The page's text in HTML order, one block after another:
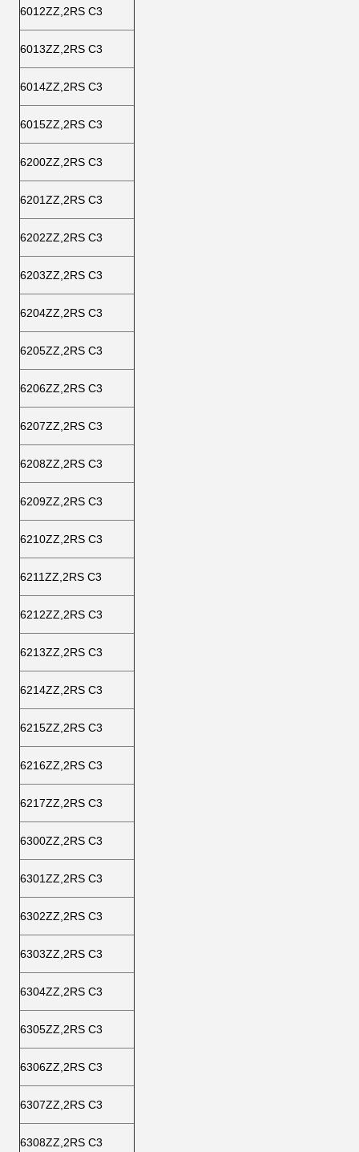
6012ZZ,2RS C3
6013ZZ,2RS C3
6014ZZ,2RS C3
6015ZZ,2RS C3
6200ZZ,2RS C3
6201ZZ,2RS C3
6202ZZ,2RS C3
6203ZZ,2RS C3
6204ZZ,2RS C3
6205ZZ,2RS C3
6206ZZ,2RS C3
6207ZZ,2RS C3
6208ZZ,2RS C3
6209ZZ,2RS C3
6210ZZ,2RS C3
6211ZZ,2RS C3
6212ZZ,2RS C3
6213ZZ,2RS C3
6214ZZ,2RS C3
6215ZZ,2RS C3
6216ZZ,2RS C3
6217ZZ,2RS C3
6300ZZ,2RS C3
6301ZZ,2RS C3
6302ZZ,2RS C3
6303ZZ,2RS C3
6304ZZ,2RS C3
6305ZZ,2RS C3
6306ZZ,2RS C3
6307ZZ,2RS C3
6308ZZ,2RS C3